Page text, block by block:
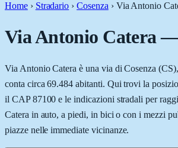
Home › Stradario › Cosenza › Via Antonio
Via Antonio Catera
Via Antonio Catera è una via di Cosenza
conta circa 69.484 abitanti. Qui trovi la
il CAP 87100 e le indicazioni stradali per
Catera in auto, a piedi, in bici o con i mezzi
piazze nelle immediate vicinanze.